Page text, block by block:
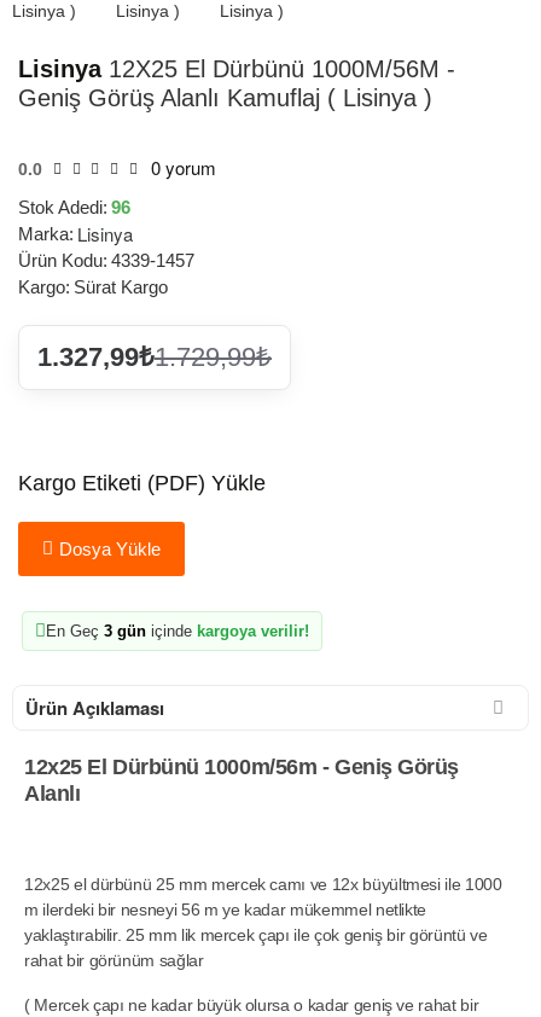
Lisinya12X25 El Dürbünü 1000M/56M -
Geniş Görüş Alanlı Kamuflaj ( Lisinya )
0.0 0 yorum
Stok Adedi: 96
Marka: Lisinya
Ürün Kodu: 4339-1457
Kargo: Sürat Kargo
1.327,99₺1.729,99₺
Kargo Etiketi (PDF) Yükle
Dosya Yükle
En Geç 3 gün içinde kargoya verilir!
Ürün Açıklaması
12x25 El Dürbünü 1000m/56m - Geniş Görüş
Alanlı
12x25 el dürbünü 25 mm mercek camı ve 12x büyültmesi ile 1000
m ilerdeki bir nesneyi 56 m ye kadar mükemmel netlikte
yaklaştırabilir. 25 mm lik mercek çapı ile çok geniş bir görüntü ve
rahat bir görünüm sağlar
( Mercek çapı ne kadar büyük olursa o kadar geniş ve rahat bir